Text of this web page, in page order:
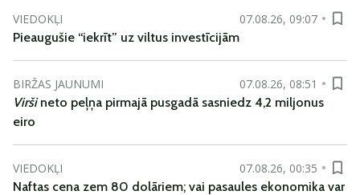
VIEDOKĻI
07.08.26, 09:07
Pieaugušie “iekrīt” uz viltus investīcijām
BIRŽAS JAUNUMI
07.08.26, 08:51
Viršineto peļņa pirmajā pusgadā sasniedz 4,2 miljonus
eiro
VIEDOKĻI
07.08.26, 00:35
Naftas cena zem 80 dolāriem; vai pasaules ekonomika var